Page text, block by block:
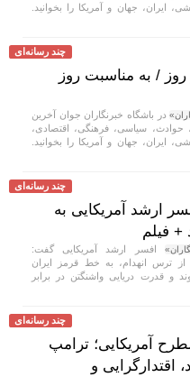
ایران، جهان و آمریکا را بخوانید.
چند رسانه‌ای
روز / به مناسبت روز
در باشگاه خبرنگاران جوان آخرین
حوادث، سیاسی، فرهنگی، اقتصادی،
ایران، جهان و آمریکا را بخوانید.
چند رسانه‌ای
ارشد آمریکایی به
+ فیلم
افسر ارشد آمریکایی گفت:
از ترس انهدام، به خط قرمز ایران
و قدرت دریایی واشنگتن در برابر
چند رسانه‌ای
آمریکایی؛ ترامپ
اقتدارگرایی و